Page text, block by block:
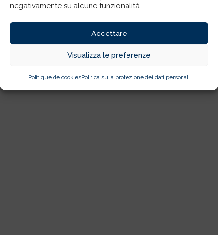
negativamente su alcune funzionalità.
Accettare
Visualizza le preferenze
Politique de cookiesPolitica sulla protezione dei dati personali